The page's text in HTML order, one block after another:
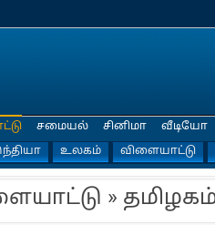
உலகம் விளையாட்டு
சமையல் சினிமா வீடியோ
»